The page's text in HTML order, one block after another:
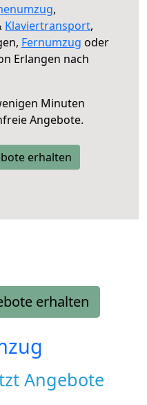
,
Klaviertransport,
Fernumzug oder
Erlangen nach
Minuten
Angebote.
erhalten
erhalten
Angebote